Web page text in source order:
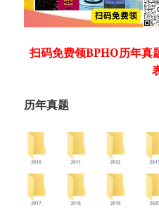
扫码免费领BPHO历年真
历年真题